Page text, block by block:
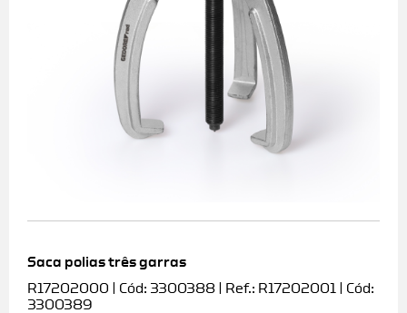
Saca polias três garras
R17202000 | Cód: 3300388 | Ref.: R17202001 | Cód:
3300389